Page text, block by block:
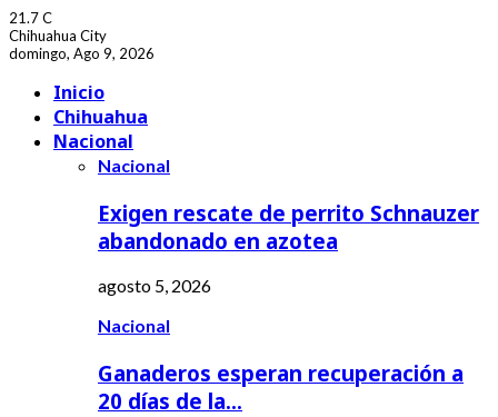
21.7C
Chihuahua City
domingo, Ago 9, 2026
Inicio
Chihuahua
Nacional
Nacional
Exigen rescate de perrito Schnauzer
abandonado en azotea
agosto 5, 2026
Nacional
Ganaderos esperan recuperación a
20 días de la…